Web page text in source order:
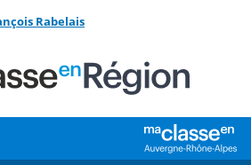
Rabelais